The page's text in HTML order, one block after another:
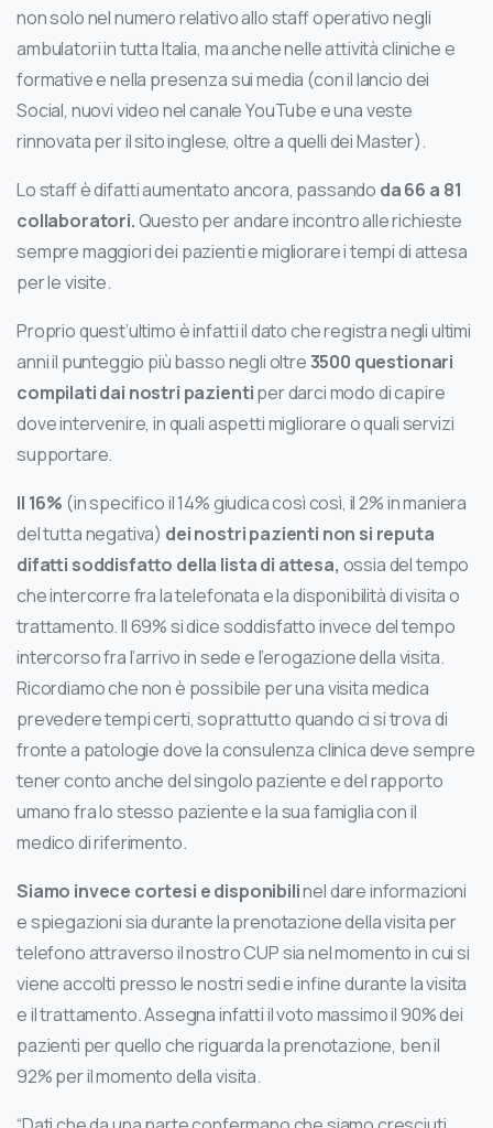
non solo nel numero relativo allo staff operativo negli
ambulatori in tutta Italia, ma anche nelle attività cliniche e
formative e nella presenza sui media (con il lancio dei
Social, nuovi video nel canale YouTube e una veste
rinnovata per il sito inglese, oltre a quelli dei Master).
Lo staff è difatti aumentato ancora, passando da 66 a 81
collaboratori.Questo per andare incontro alle richieste
sempre maggiori dei pazienti e migliorare i tempi di attesa
per le visite.
Proprio quest’ultimo è infatti il dato che registra negli ultimi
anni il punteggio più basso negli oltre3500 questionari
compilati dai nostri pazientiper darci modo di capire
dove intervenire, in quali aspetti migliorare o quali servizi
supportare.
Il 16% (in specifico il 14% giudica così così, il 2% in maniera
del tutta negativa) dei nostri pazienti non si reputa
difatti soddisfatto della lista di attesa, ossia del tempo
che intercorre fra la telefonata e la disponibilità di visita o
trattamento. Il 69% si dice soddisfatto invece del tempo
intercorso fra l’arrivo in sede e l’erogazione della visita.
Ricordiamo che non è possibile per una visita medica
prevedere tempi certi, soprattutto quando ci si trova di
fronte a patologie dove la consulenza clinica deve sempre
tener conto anche del singolo paziente e del rapporto
umano fra lo stesso paziente e la sua famiglia con il
medico di riferimento.
Siamo invece cortesi e disponibilinel dare informazioni
e spiegazioni sia durante la prenotazione della visita per
telefono attraverso il nostro CUP sia nel momento in cui si
viene accolti presso le nostri sedi e infine durante la visita
e il trattamento. Assegna infatti il voto massimo il 90% dei
pazienti per quello che riguarda la prenotazione, ben il
92% per il momento della visita.